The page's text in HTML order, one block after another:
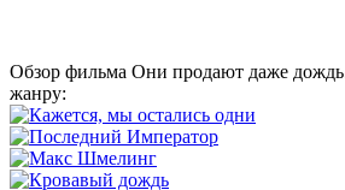
Обзор фильма Они продают даже
жанру: